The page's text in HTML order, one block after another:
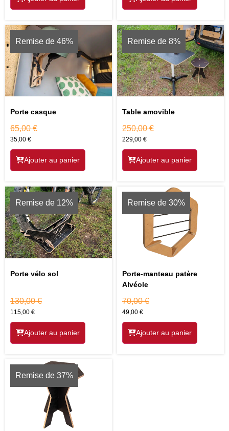
Remise de 46%
Porte casque
65,00€
35,00 €
Ajouter au panier
Remise de 8%
Table amovible
250,00€
229,00 €
Ajouter au panier
Remise de 12%
Porte vélo sol
130,00€
115,00 €
Ajouter au panier
Remise de 30%
Porte-manteau patère
Alvéole
70,00€
49,00 €
Ajouter au panier
Remise de 37%